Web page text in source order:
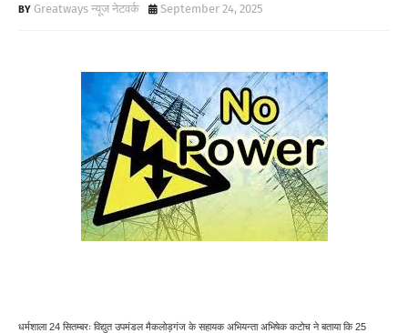
Greatways न्यूज नेटवर्क September 24, 2025
धर्मशाला 24 सितम्बरः विद्युत उपमंडल मैकलोड़गंज के सहायक अभियन्ता अभिषेक कटोच ने बताया कि 25